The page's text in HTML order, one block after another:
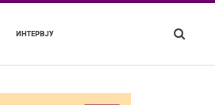
ИНТЕРВЈУ